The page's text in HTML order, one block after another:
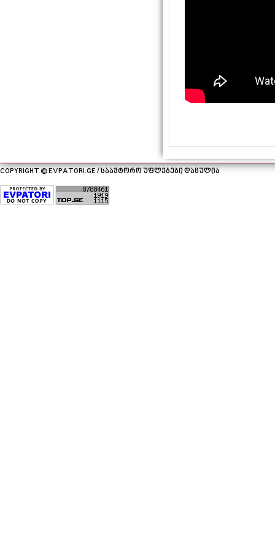
COPYRIGHT © EVPATORI.GE / საავტორო უფლებები დაცულია